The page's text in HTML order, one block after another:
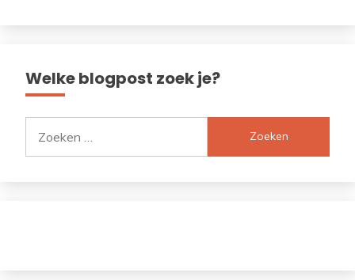
Welke blogpost zoek je?
naar: